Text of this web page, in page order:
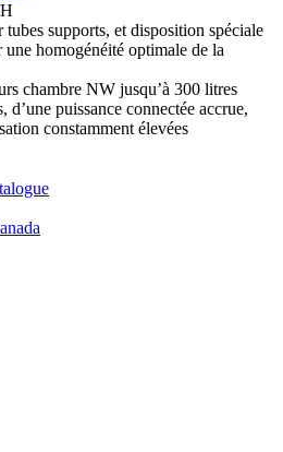
supports, et disposition spéciale
homogénéité optimale de la
chambre NW jusqu’à 300 litres
d’une puissance connectée accrue,
constamment élevées